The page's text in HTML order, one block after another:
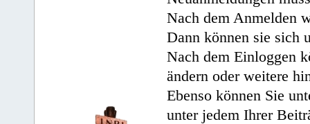
Nach dem Anmelden
Dann können sie sich
Nach dem Einloggen
ändern oder weitere
Ebenso können Sie
unter jedem Ihrer